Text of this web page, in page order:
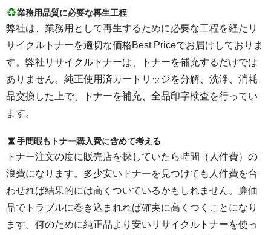
業務用品質に必要な再生工程
弊社は、業務用として再生するために必要な工程を経たリ
サイクルトナーを適切な価格Best Priceでお届けしておりま
す。弊社リサイクルトナーは、トナーを補充するだけでは
ありません。純正使用済カートリッジを分解、洗浄、消耗
品交換した上で、トナーを補充、全品印字検査を行ってい
ます。
手間暇もトナー購入費に含めて考える
トナー注文の度に販売店を探していたら時間（人件費）の
浪費になります。多少安いトナーを見つけても人件費を合
わせれば結果的には高くついているかもしれません。廉価
品でトラブルに巻き込まれれば確実に高くつくことになり
ます。何のために純正品より安いリサイクルトナーを使っ